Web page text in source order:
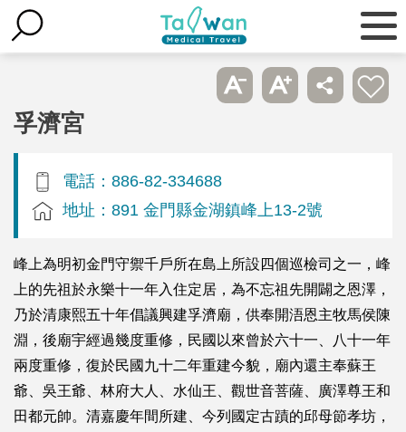
孚濟宮
電話：886-82-334688
地址：891 金門縣金湖鎮峰上13-2號
峰上為明初金門守禦千戶所在島上所設四個巡檢司之一，峰
上的先祖於永樂十一年入住定居，為不忘祖先開闢之恩澤，
乃於清康熙五十年倡議興建孚濟廟，供奉開浯恩主牧馬侯陳
淵，後廟宇經過幾度重修，民國以來曾於六十一、八十一年
兩度重修，復於民國九十二年重建今貌，廟內還主奉蘇王
爺、吳王爺、林府大人、水仙王、觀世音菩薩、廣澤尊王和
田都元帥。清嘉慶年間所建、今列國定古蹟的邱母節孝坊，